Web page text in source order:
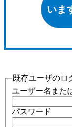
いま
既存ユーザのロ
ユーザー名また
パスワード